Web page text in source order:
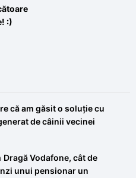
:)
că am găsit o soluție cu
de câinii vecinei
Dragă Vodafone, cât de
unui pensionar un